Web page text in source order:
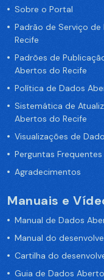
Sobre o Portal
Padrão de Serviço
Recife
Padrões de
Abertos do Recife
Política de Dados
Sistemática de
Abertos do Recife
Visualizações de
Perguntas Frequentes
Agradecimentos
Manuais e
Manual de Dados
Manual do
Cartilha do
Guia de Dados